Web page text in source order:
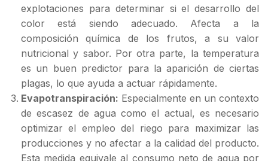
explotaciones para determinar si el desarrollo del
color está siendo adecuado. Afecta a la
composición química de los frutos, a su valor
nutricional y sabor. Por otra parte, la temperatura
es un buen predictor para la aparición de ciertas
plagas, lo que ayuda a actuar rápidamente.
Evapotranspiración: Especialmente en un contexto
de escasez de agua como el actual, es necesario
optimizar el empleo del riego para maximizar las
producciones y no afectar a la calidad del producto.
Esta medida equivale al consumo neto de agua por